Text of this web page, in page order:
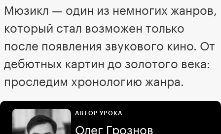
Мюзикл — один из немногих жанров,
который стал возможен только
после появления звукового кино. От
дебютных картин до золотого века:
проследим хронологию жанра.
АВТОР УРОКА
Олег Грознов